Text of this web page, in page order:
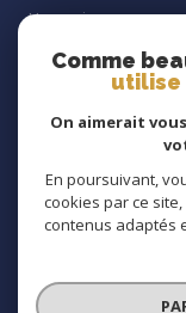
Honoraires
Politique RGPD
Cookies
© 2026 | Tous droits
Comme
utilise
On aimerait
En poursuivant,
cookies par ce
contenus adaptés